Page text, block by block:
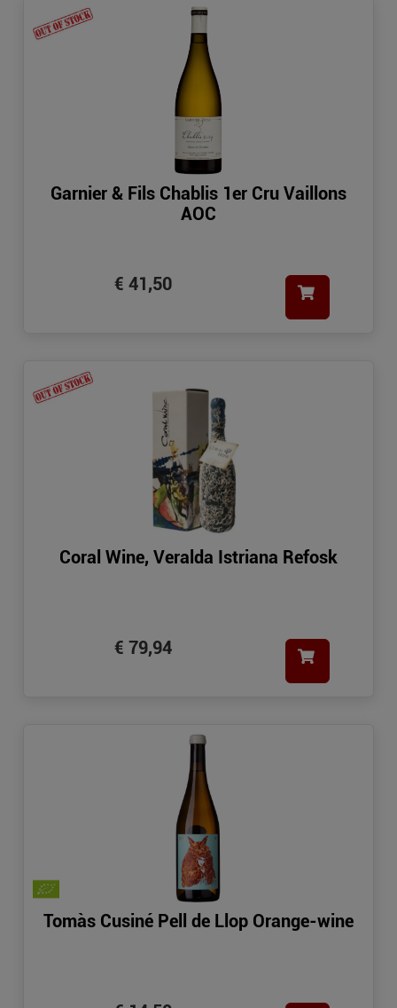
Garnier & Fils Chablis 1er Cru Vaillons
AOC
€ 41,50
Coral Wine, Veralda Istriana Refosk
€ 79,94
Tomàs Cusiné Pell de Llop Orange-wine